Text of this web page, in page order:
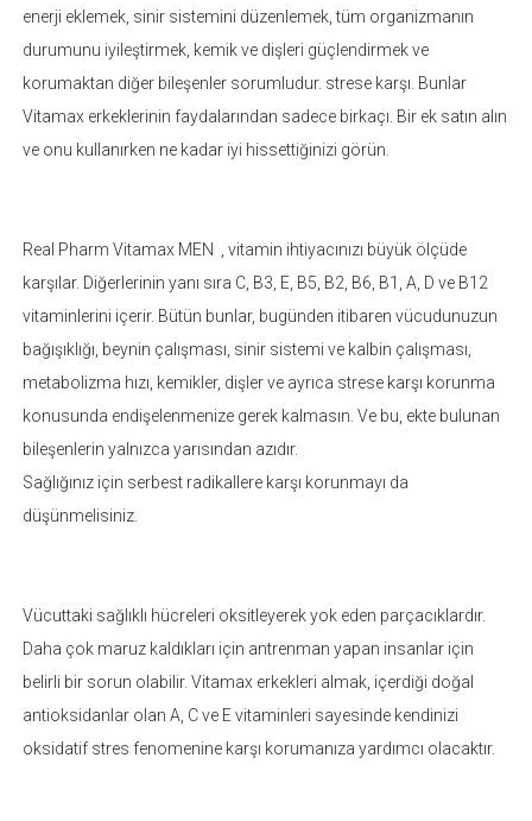
enerji eklemek, sinir sistemini düzenlemek, tüm organizmanın
durumunu iyileştirmek, kemik ve dişleri güçlendirmek ve
korumaktan diğer bileşenler sorumludur. strese karşı. Bunlar
Vitamax erkeklerinin faydalarından sadece birkaçı. Bir ek satın alın
ve onu kullanırken ne kadar iyi hissettiğinizi görün.
Real Pharm Vitamax MEN , vitamin ihtiyacınızı büyük ölçüde
karşılar. Diğerlerinin yanı sıra C, B3, E, B5, B2, B6, B1, A, D ve B12
vitaminlerini içerir. Bütün bunlar, bugünden itibaren vücudunuzun
bağışıklığı, beynin çalışması, sinir sistemi ve kalbin çalışması,
metabolizma hızı, kemikler, dişler ve ayrıca strese karşı korunma
konusunda endişelenmenize gerek kalmasın. Ve bu, ekte bulunan
bileşenlerin yalnızca yarısından azıdır.
Sağlığınız için serbest radikallere karşı korunmayı da
düşünmelisiniz.
Vücuttaki sağlıklı hücreleri oksitleyerek yok eden parçacıklardır.
Daha çok maruz kaldıkları için antrenman yapan insanlar için
belirli bir sorun olabilir. Vitamax erkekleri almak, içerdiği doğal
antioksidanlar olan A, C ve E vitaminleri sayesinde kendinizi
oksidatif stres fenomenine karşı korumanıza yardımcı olacaktır.